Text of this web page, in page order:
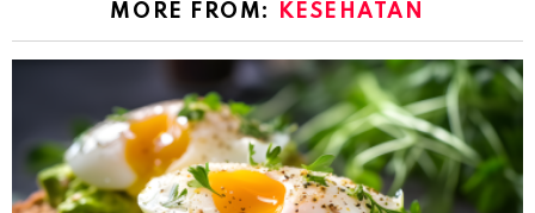
MORE FROM: KESEHATAN